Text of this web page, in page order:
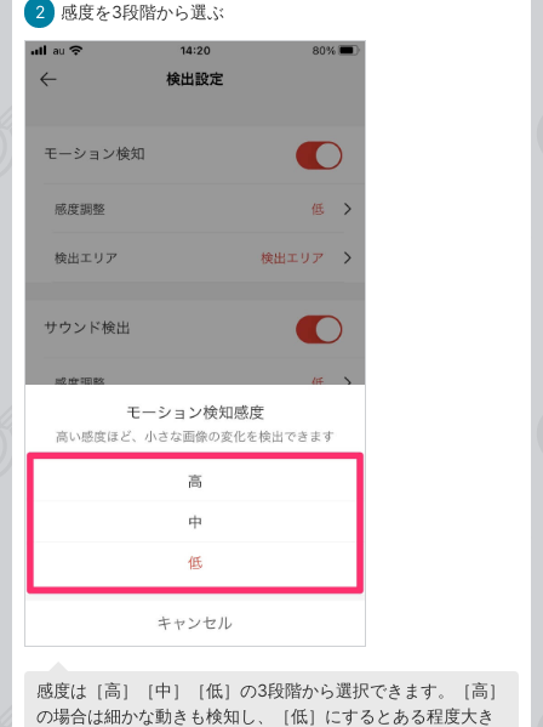
2 感度を3段階から選ぶ
感度は［高］［中］［低］の3段階から選択できます。［高］
の場合は細かな動きも検知し、［低］にするとある程度大き